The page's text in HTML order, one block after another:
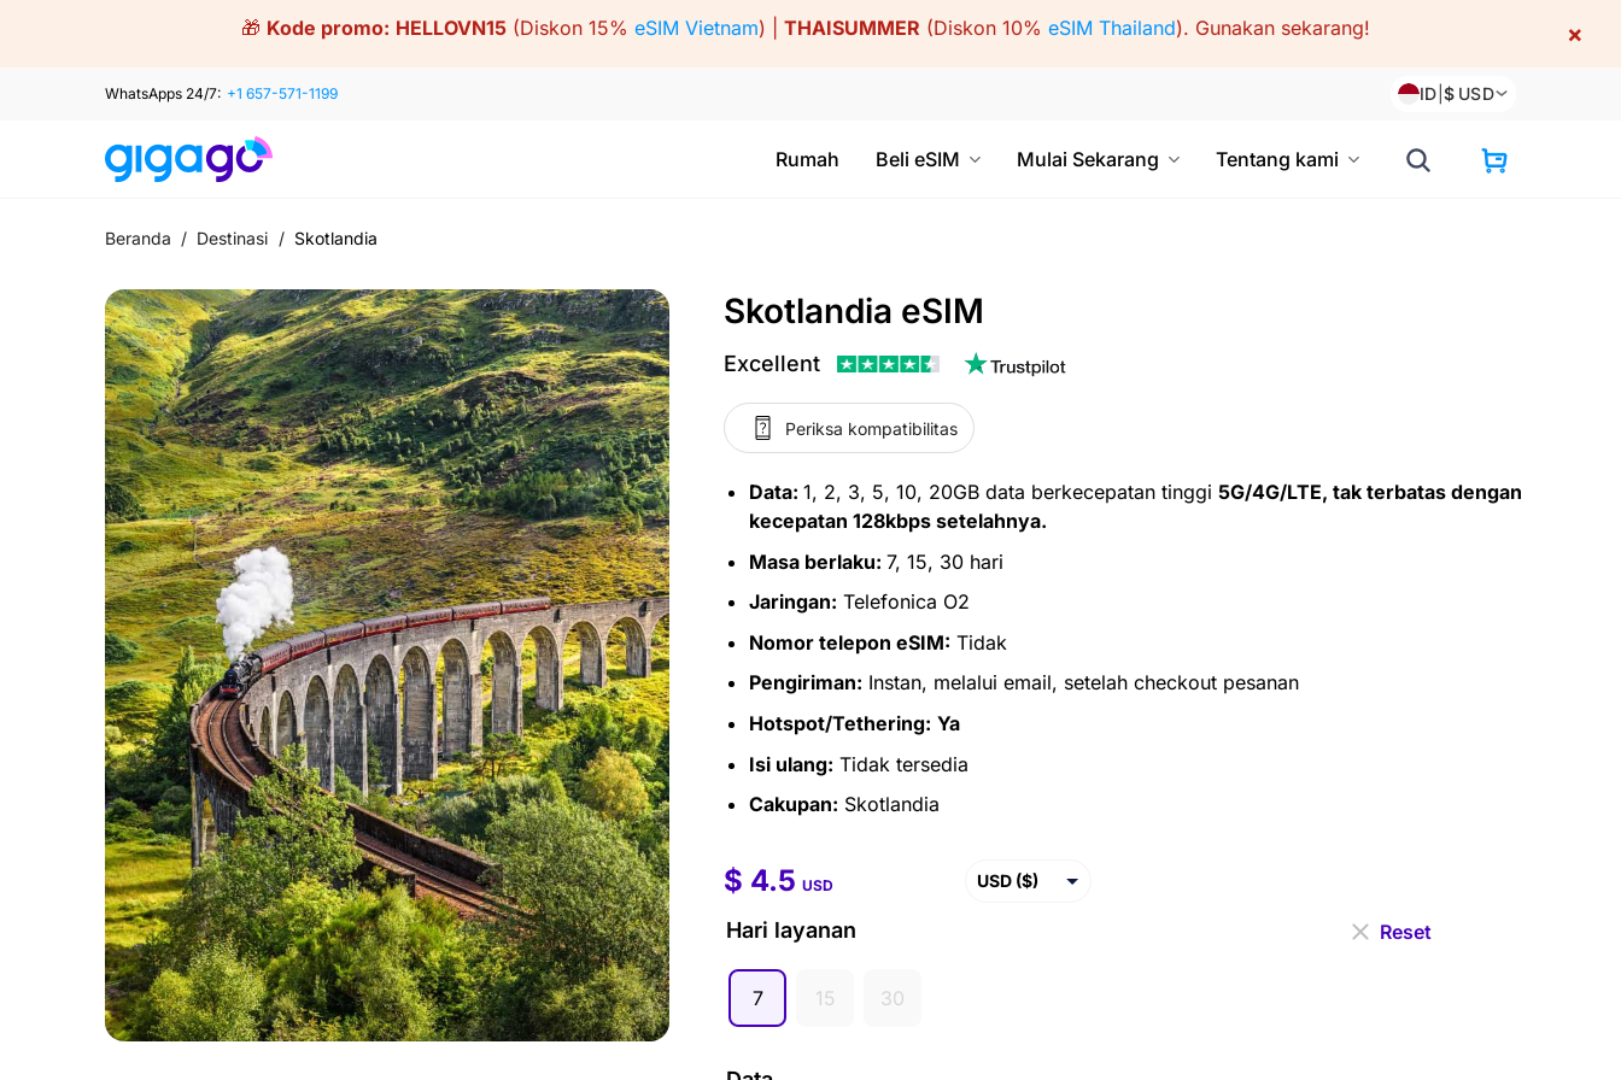
🎁 Kode promo: HELLOVN15 (Diskon 15% eSIM Vietnam) | THAISUMMER (Diskon 10% eSIM Thailand). Gunakan sekarang! ×
WhatsApps 24/7: +1 657-571-1199 ID |$ USD
Rumah Beli eSIM Mulai Sekarang Tentang kami
Beranda / Destinasi / Skotlandia
Skotlandia eSIM
Excellent
Periksa kompatibilitas
Data: 1, 2, 3, 5, 10, 20GB data berkecepatan tinggi 5G/4G/LTE, tak terbatas dengan
kecepatan 128kbps setelahnya.
Masa berlaku: 7, 15, 30 hari
Jaringan: Telefonica O2
Nomor telepon eSIM: Tidak
Pengiriman: Instan, melalui email, setelah checkout pesanan
Hotspot/Tethering: Ya
Isi ulang: Tidak tersedia
Cakupan: Skotlandia
$ 4.5 –$ USD ($)
Hari layanan
7 15 30
Reset
$ 4.5 USD